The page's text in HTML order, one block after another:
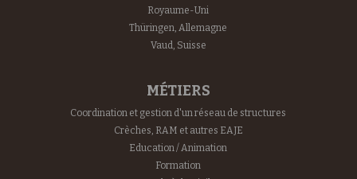
Royaume-Uni
Thüringen, Allemagne
Vaud, Suisse
MÉTIERS
Coordination et gestion d'un réseau de structures
Crèches, RAM et autres EAJE
Education / Animation
Formation